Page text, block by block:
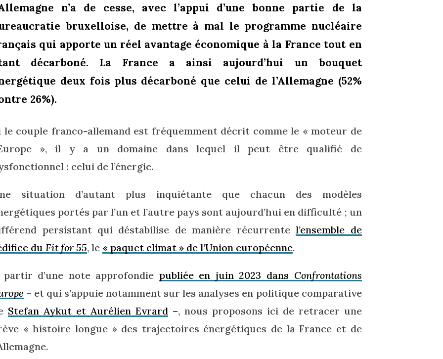
n’a de cesse, avec l’appui d’une bonne partie de la
bruxelloise, de mettre à mal le programme nucléaire
qui apporte un réel avantage économique à la France tout en
décarboné. La France a ainsi aujourd’hui un bouquet
deux fois plus décarboné que celui de l’Allemagne (52%
26%).
le couple franco-allemand est fréquemment décrit comme le « moteur de
», il y a un domaine dans lequel il peut être qualifié de
: celui de l’énergie.
situation d’autant plus inquiétante que chacun des modèles
portés par l’un et l’autre pays sont aujourd’hui en difficulté ; un
persistant qui déstabilise de manière récurrentel’ensemble de
du Fit for 55, le « paquet climat » de l’Union européenne.
partir d’une note approfondie publiée en juin 2023 dans Confrontations
– et qui s’appuie notamment sur les analyses en politique comparative
Stefan Aykut et Aurélien Evrard –, nous proposons ici de retracer une
« histoire longue » des trajectoires énergétiques de la France et de